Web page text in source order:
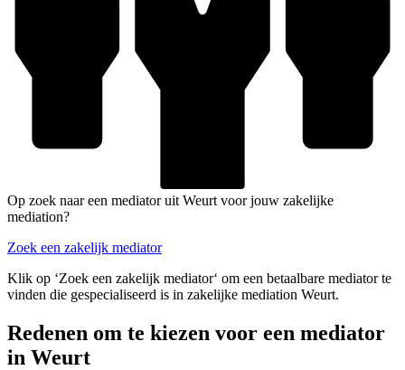
Op zoek naar een mediator uit Weurt voor jouw zakelijke
mediation?
Zoek een zakelijk mediator
Klik op ‘Zoek een zakelijk mediator‘ om een betaalbare mediator te
vinden die gespecialiseerd is in zakelijke mediation Weurt.
Redenen om te kiezen voor een mediator
in Weurt